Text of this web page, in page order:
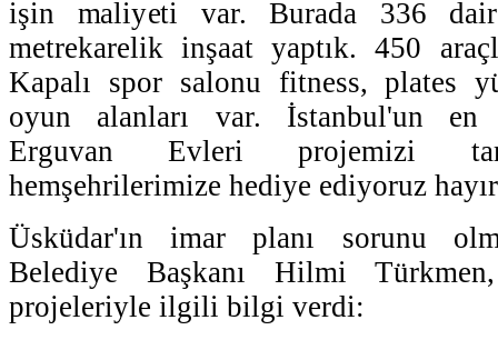
işin maliyeti var. Burada 336
metrekarelik inşaat yaptık. 450
Kapalı spor salonu fitness, plates
oyun alanları var. İstanbul'un en
Erguvan Evleri projemizi
hemşehrilerimize hediye ediyoruz
Üsküdar'ın imar planı sorunu
Belediye Başkanı Hilmi
projeleriyle ilgili bilgi verdi: